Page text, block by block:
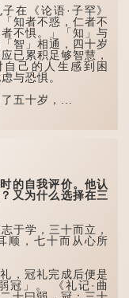
《论语·子罕》
知者不惑，仁者不
不惧。」「知」与
智」相通，四十岁
已累积足够智慧，
自己的人生感到困
与恐惧。
十岁，...
的自我评价。他认
又为什么选择在三
于学，三十而立，
顺，七十而从心所
，冠礼完成后便是
冠」。 《礼记·曲